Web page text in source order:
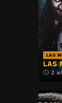
LAS
LAS
2